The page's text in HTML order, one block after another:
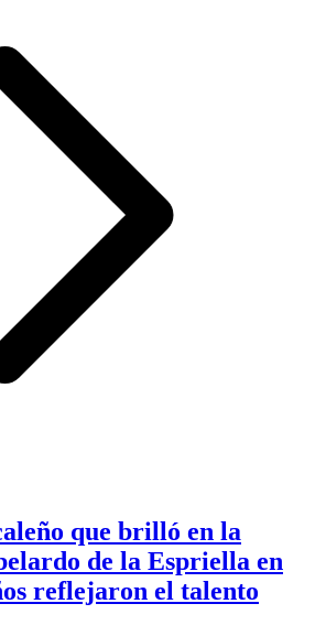
que brilló en la
de la Espriella en
reflejaron el talento